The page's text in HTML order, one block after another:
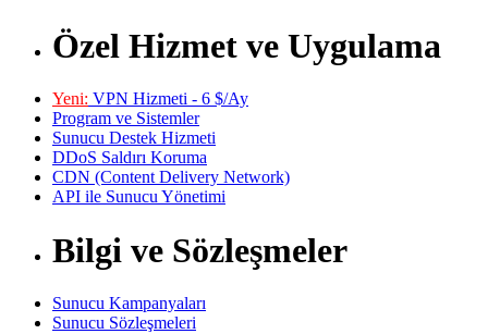
Özel Hizmet ve Uygulama
Yeni: VPN Hizmeti - 6 $/Ay
Program ve Sistemler
Sunucu Destek Hizmeti
DDoS Saldırı Koruma
CDN (Content Delivery Network)
API ile Sunucu Yönetimi
Bilgi ve Sözleşmeler
Sunucu Kampanyaları
Sunucu Sözleşmeleri